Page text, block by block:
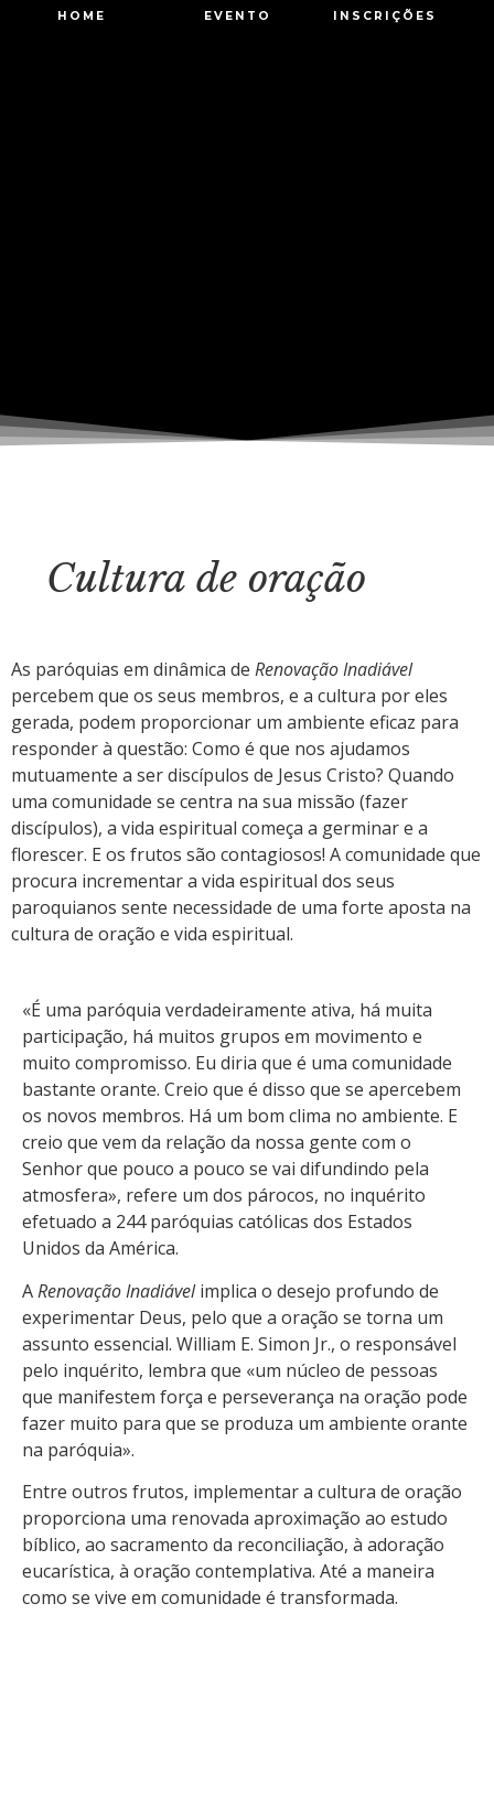
HOME EVENTO INSCRIÇÕES
Cultura de oração
As paróquias em dinâmica de Renovação Inadiável
percebem que os seus membros, e a cultura por eles
gerada, podem proporcionar um ambiente eficaz para
responder à questão: Como é que nos ajudamos
mutuamente a ser discípulos de Jesus Cristo? Quando
uma comunidade se centra na sua missão (fazer
discípulos), a vida espiritual começa a germinar e a
florescer. E os frutos são contagiosos! A comunidade que
procura incrementar a vida espiritual dos seus
paroquianos sente necessidade de uma forte aposta na
cultura de oração e vida espiritual.
«É uma paróquia verdadeiramente ativa, há muita
participação, há muitos grupos em movimento e
muito compromisso. Eu diria que é uma comunidade
bastante orante. Creio que é disso que se apercebem
os novos membros. Há um bom clima no ambiente. E
creio que vem da relação da nossa gente com o
Senhor que pouco a pouco se vai difundindo pela
atmosfera», refere um dos párocos, no inquérito
efetuado a 244 paróquias católicas dos Estados
Unidos da América.
ARenovação Inadiávelimplica o desejo profundo de
experimentar Deus, pelo que a oração se torna um
assunto essencial. William E. Simon Jr., o responsável
pelo inquérito, lembra que «um núcleo de pessoas
que manifestem força e perseverança na oração pode
fazer muito para que se produza um ambiente orante
na paróquia».
Entre outros frutos, implementar a cultura de oração
proporciona uma renovada aproximação ao estudo
bíblico, ao sacramento da reconciliação, à adoração
eucarística, à oração contemplativa. Até a maneira
como se vive em comunidade é transformada.